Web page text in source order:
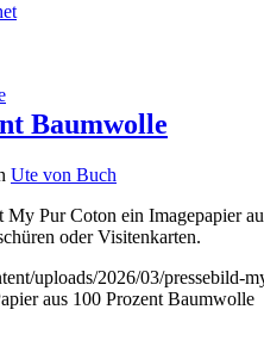
Baumwolle
Ute von Buch
Pur Coton ein Imagepapier
oder Visitenkarten.
uploads/2026/03/pressebild-
aus 100 Prozent Baumwolle